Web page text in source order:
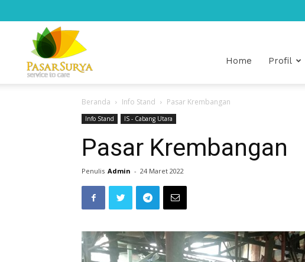
Surya
Home Profil
Beranda Info Stand Pasar Krembangan
Info Stand IS - Cabang Utara
Pasar Krembangan
Penulis Admin - 24 Maret 2022